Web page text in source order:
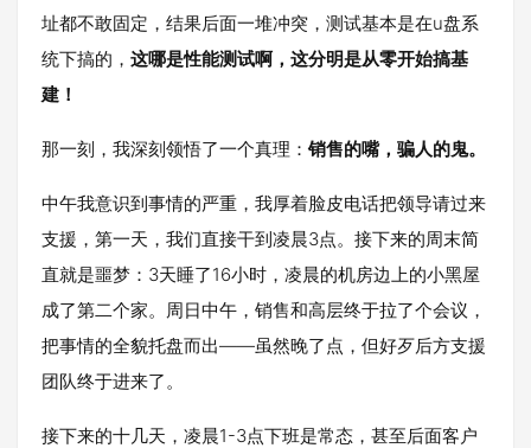
址都不敢固定，结果后面一堆冲突，测试基本是在u盘系
统下搞的， 这哪是性能测试啊，这分明是从零开始搞基
建！
那一刻，我深刻领悟了一个真理：销售的嘴，骗人的鬼。
中午我意识到事情的严重，我厚着脸皮电话把领导请过来
支援，第一天，我们直接干到凌晨3点。接下来的周末简
直就是噩梦：3天睡了16小时，凌晨的机房边上的小黑屋
成了第二个家。周日中午，销售和高层终于拉了个会议，
把事情的全貌托盘而出——虽然晚了点，但好歹后方支援
团队终于进来了。
接下来的十几天，凌晨1-3点下班是常态，甚至后面客户